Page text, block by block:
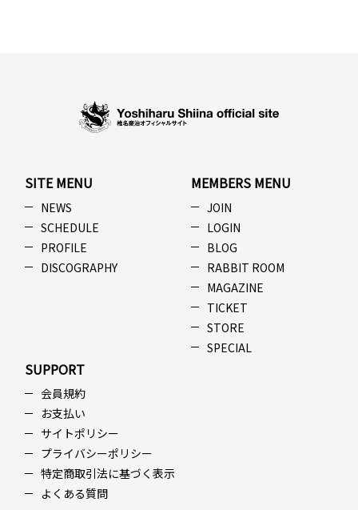
SITE MENU
NEWS
SCHEDULE
PROFILE
DISCOGRAPHY
MEMBERS MENU
JOIN
LOGIN
BLOG
RABBIT ROOM
MAGAZINE
TICKET
STORE
SPECIAL
SUPPORT
会員規約
お支払い
サイトポリシー
プライバシーポリシー
特定商取引法に基づく表示
よくある質問